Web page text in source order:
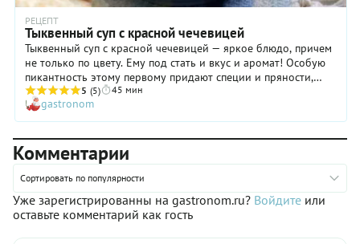
РЕЦЕПТ
Тыквенный суп с красной чечевицей
Тыквенный суп с красной чечевицей — яркое блюдо, причем
не только по цвету. Ему под стать и вкус и аромат! Особую
пикантность этому первому придают специи и пряности,
например, кардамон, который высоко ценится за свой
дивный аромат на Востоке. Попробовав первую ложку
нежного кремообразного тыквенного супа с красной
чечевицей, вы сразу даже не поймете, какой он: сладкий или
острый? Чего больше в нем: вкуса тыквы, моркови и батата
или горчинки и остроты лука, чеснока и перца чили?
Заинтригованы? Значит, нужно непременно приготовить
этот красивый овощной суп! Мы убеждены, после этого вы
измените свое отношение к его двум главным ингредиентам:
барыне-тыкве и красной чечевице! В положительную
сторону, разумеется.
5 (5) 45 мин
gastronom
Комментарии
Сортировать по популярности
Уже зарегистрированны на gastronom.ru? Войдите или
оставьте комментарий как гость